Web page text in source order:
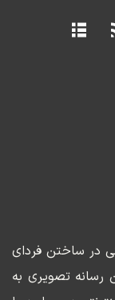
در ساختن فردای
رسانه تصویری به